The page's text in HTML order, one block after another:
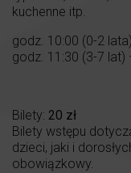
kuchenne itp.
godz. 10:00 (0-2
godz. 11:30 (3-7 lat)
Bilety: 20 zł
Bilety wstępu
dzieci, jaki i
obowiązkowy.